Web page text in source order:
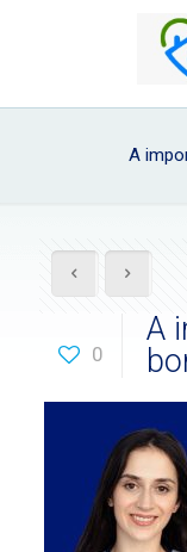
A
0
A